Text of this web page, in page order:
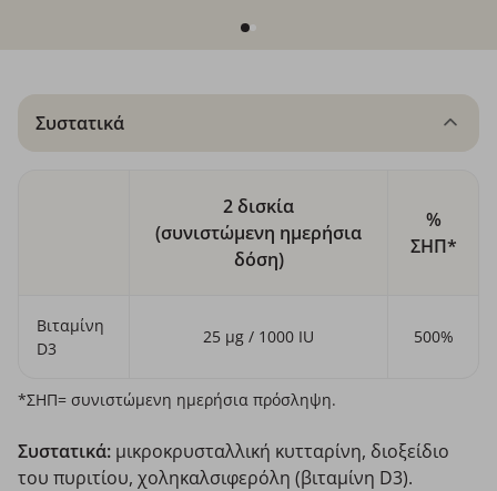
Συστατικά
2 δισκία
(συνιστώμενη ημερήσια
δόση)
%
ΣΗΠ*
Βιταμίνη
D3
25 µg / 1000 IU 500%
*ΣΗΠ= συνιστώμενη ημερήσια πρόσληψη.
Συστατικά: μικροκρυσταλλική κυτταρίνη, διοξείδιο
του πυριτίου, χοληκαλσιφερόλη (βιταμίνη D3).